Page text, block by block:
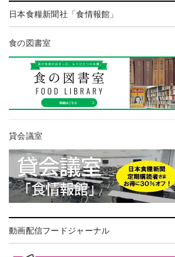
日本食糧新聞社「食情報館」
食の図書室
貸会議室
動画配信フードジャーナル